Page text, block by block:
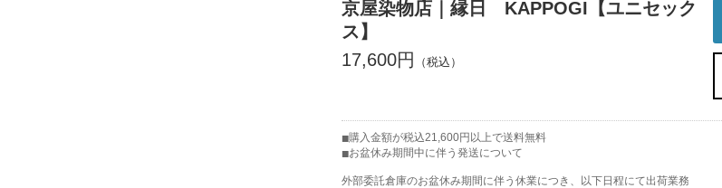
京屋染物店｜縁日 KAPPOGI【ユニセック
ス】
17,600円
購入金額が税込21,600円以上で送料無料
お盆休み期間中に伴う発送について
外部委託倉庫のお盆休み期間に伴う休業につき、以下日程にて出荷業務